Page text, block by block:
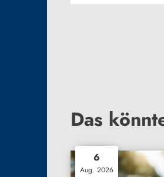
Das
6
Aug. 2026